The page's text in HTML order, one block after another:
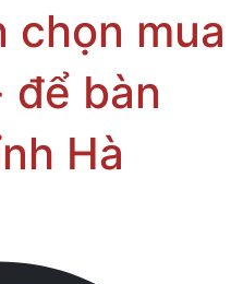
chọn mua
để bàn
Hà